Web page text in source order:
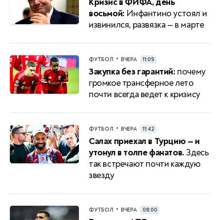
восьмой: Инфантино устоял и
извинился, развязка — в марте
ФУТБОЛ • ВЧЕРА 11:09
Закупка без гарантий: почему
громкое трансферное лето
почти всегда ведет к кризису
ФУТБОЛ • ВЧЕРА 11:42
Салах приехал в Турцию — и
утонул в толпе фанатов.Здесь
так встречают почти каждую
звезду
ФУТБОЛ • ВЧЕРА 08:00